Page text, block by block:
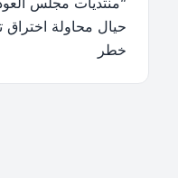
حيال محاولة
خطر